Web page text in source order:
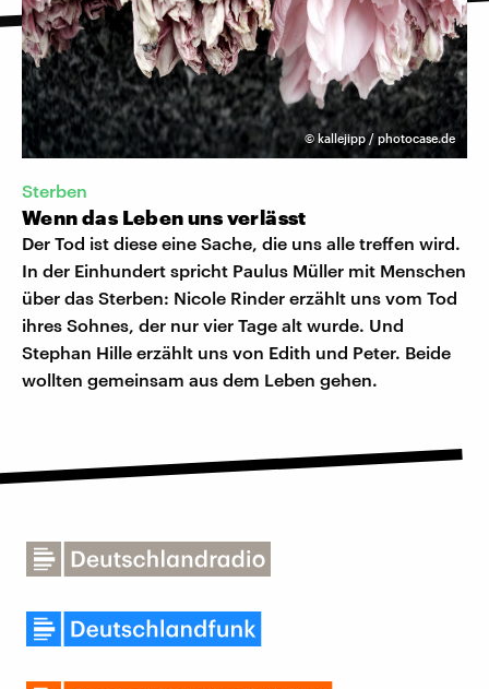
© kallejipp / photocase.de
Sterben
Wenn das Leben uns verlässt
Der Tod ist diese eine Sache, die uns alle treffen wird.
In der Einhundert spricht Paulus Müller mit Menschen
über das Sterben: Nicole Rinder erzählt uns vom Tod
ihres Sohnes, der nur vier Tage alt wurde. Und
Stephan Hille erzählt uns von Edith und Peter. Beide
wollten gemeinsam aus dem Leben gehen.